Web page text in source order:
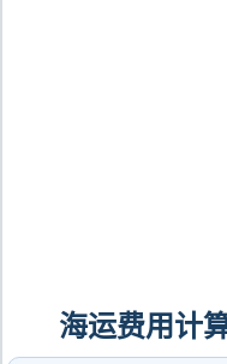
海运费用计